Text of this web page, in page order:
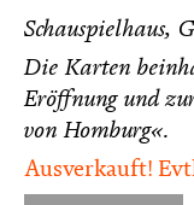
Schauspielhaus,
Die Karten
Eröffnung und
von Homburg«.
Ausverkauft!